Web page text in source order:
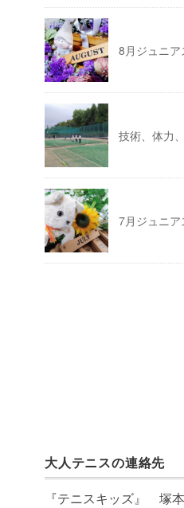
8月ジュニ
技術、体力
7月ジュニ
大人テニスの連絡先
『テニスキッズ』 塚